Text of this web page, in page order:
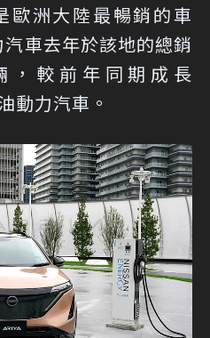
歐洲大陸最暢銷的車
車去年於該地的總銷
，較前年同期成長
動力汽車。